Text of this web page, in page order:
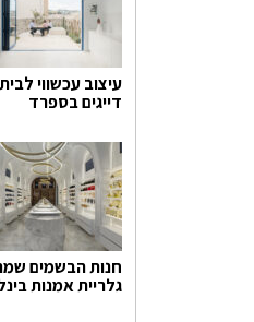
עיצוב עכשווי
דייגים בספרד
חנות הבשמים
גלריית אמנות